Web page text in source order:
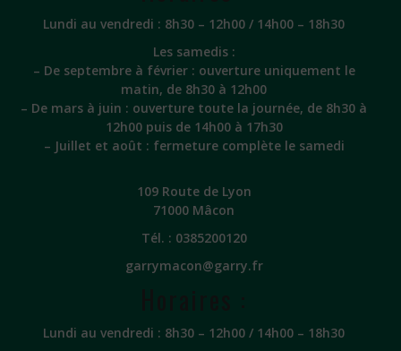
Lundi au vendredi : 8h30 – 12h00 / 14h00 – 18h30
Les samedis :
– De septembre à février : ouverture uniquement le
matin, de 8h30 à 12h00
– De mars à juin : ouverture toute la journée, de 8h30 à
12h00 puis de 14h00 à 17h30
– Juillet et août : fermeture complète le samedi
109 Route de Lyon
71000 Mâcon
Tél. : 0385200120
garrymacon@garry.fr
Lundi au vendredi : 8h30 – 12h00 / 14h00 – 18h30